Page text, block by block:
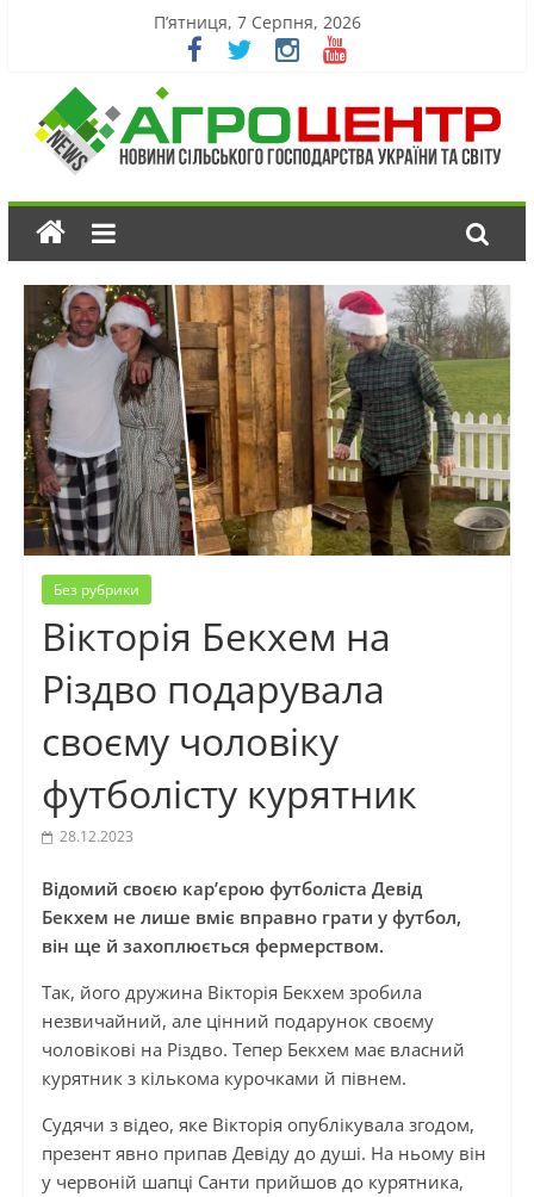
П’ятниця, 7 Серпня, 2026
Без рубрики
Вікторія Бекхем на
Різдво подарувала
своєму чоловіку
футболісту курятник
28.12.2023
Відомий своєю кар’єрою футболіста Девід
Бекхем не лише вміє вправно грати у футбол,
він ще й захоплюється фермерством.
Так, його дружина Вікторія Бекхем зробила
незвичайний, але цінний подарунок своєму
чоловікові на Різдво. Тепер Бекхем має власний
курятник з кількома курочками й півнем.
Судячи з відео, яке Вікторія опублікувала згодом,
презент явно припав Девіду до душі. На ньому він
у червоній шапці Санти прийшов до курятника,